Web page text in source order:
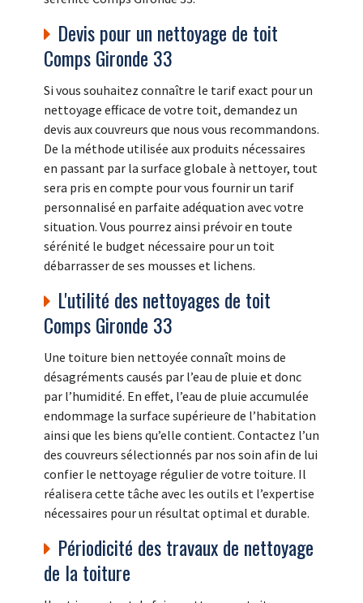
Devis pour un nettoyage de toit
Comps Gironde 33
Si vous souhaitez connaître le tarif exact pour un
nettoyage efficace de votre toit, demandez un
devis aux couvreurs que nous vous recommandons.
De la méthode utilisée aux produits nécessaires
en passant par la surface globale à nettoyer, tout
sera pris en compte pour vous fournir un tarif
personnalisé en parfaite adéquation avec votre
situation. Vous pourrez ainsi prévoir en toute
sérénité le budget nécessaire pour un toit
débarrasser de ses mousses et lichens.
L'utilité des nettoyages de toit
Comps Gironde 33
Une toiture bien nettoyée connaît moins de
désagréments causés par l’eau de pluie et donc
par l’humidité. En effet, l’eau de pluie accumulée
endommage la surface supérieure de l’habitation
ainsi que les biens qu’elle contient. Contactez l’un
des couvreurs sélectionnés par nos soin afin de lui
confier le nettoyage régulier de votre toiture. Il
réalisera cette tâche avec les outils et l’expertise
nécessaires pour un résultat optimal et durable.
Périodicité des travaux de nettoyage
de la toiture